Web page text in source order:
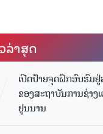
ລ່າ​ສຸດ
ເປີດປ້າຍຈຸດຝຶກອົບຮົມຢູ່
ຂອງສະຖາບັນການຊ່າງ
ຢູນນານ